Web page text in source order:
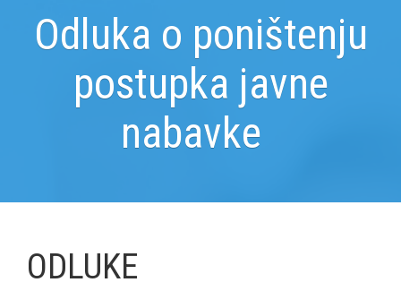
Odluka o poništenju
postupka javne
nabavke
ODLUKE